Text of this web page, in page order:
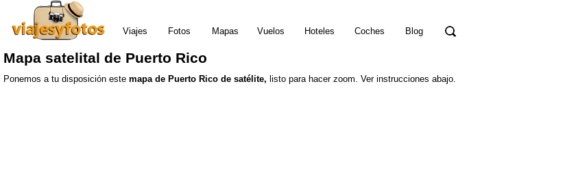
Viajes Fotos Mapas Vuelos Hoteles Coches Blog
Mapa satelital de Puerto Rico
Ponemos a tu disposición este mapa de Puerto Rico de satélite, listo para hacer zoom. Ver instrucciones abajo.